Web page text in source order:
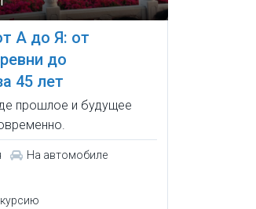
А до Я: от
до
45 лет
прошлое и будущее
На автомобиле